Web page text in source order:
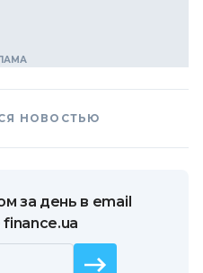
НОВОСТЬЮ
за день в email